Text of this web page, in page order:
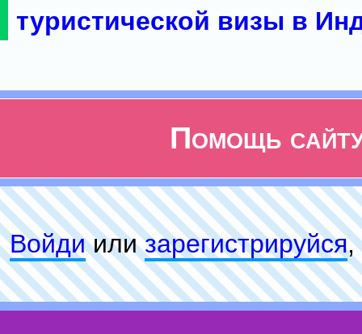
туристической визы в
Помощь
Войдиилизарeгиcтpируйся,